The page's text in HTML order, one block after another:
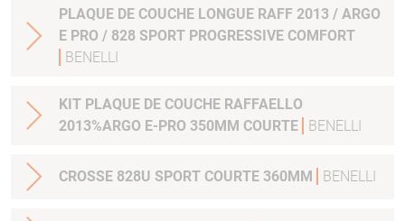
PLAQUE DE COUCHE LONGUE RAFF 2013 / ARGO
E PRO / 828 SPORT PROGRESSIVE COMFORT
BENELLI
KIT PLAQUE DE COUCHE RAFFAELLO
2013%ARGO E-PRO 350MM COURTE
BENELLI
CROSSE 828U SPORT COURTE 360MM BENELLI